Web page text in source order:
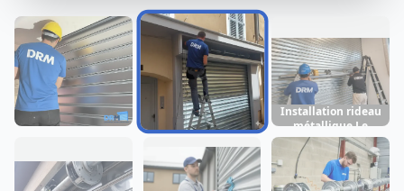
Temple-de-
Bretagne
Réparation rideau
métallique Le
Temple-de-
Bretagne
Installation rideau
métallique Le
Temple-de-
Bretagne